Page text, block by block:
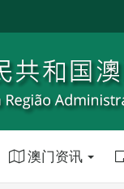
澳门资讯